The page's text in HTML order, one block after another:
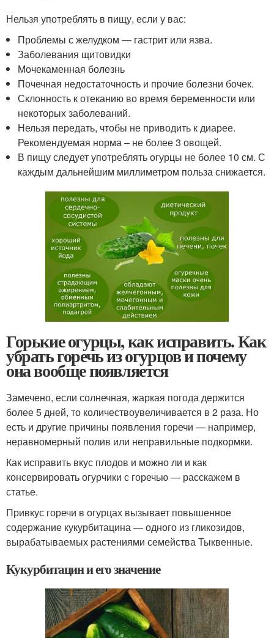
Нельзя употреблять в пищу, если у вас:
Проблемы с желудком — гастрит или язва.
Заболевания щитовидки
Мочекаменная болезнь
Почечная недостаточность и прочие болезни бочек.
Склонность к отеканию во время беременности или
некоторых заболеваний.
Нельзя передать, чтобы не приводить к диарее.
Рекомендуемая норма – не более 3 овощей.
В пищу следует употреблять огурцы не более 10 см. С
каждым дальнейшим миллиметром польза снижается.
Горькие огурцы, как исправить. Как
убрать горечь из огурцов и почему
она вообще появляется
Замечено, если солнечная, жаркая погода держится
более 5 дней, то количествоувеличивается в 2 раза. Но
есть и другие причины появления горечи — например,
неравномерный полив или неправильные подкормки.
Как исправить вкус плодов и можно ли и как
консервировать огурчики с горечью — расскажем в
статье.
Привкус горечи в огурцах вызывает повышенное
содержание кукурбитацина — одного из гликозидов,
вырабатываемых растениями семейства Тыквенные.
Кукурбитацин и его значение